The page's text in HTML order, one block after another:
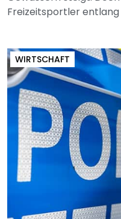
Freizeitsportler entlang
WIRTSCHAFT